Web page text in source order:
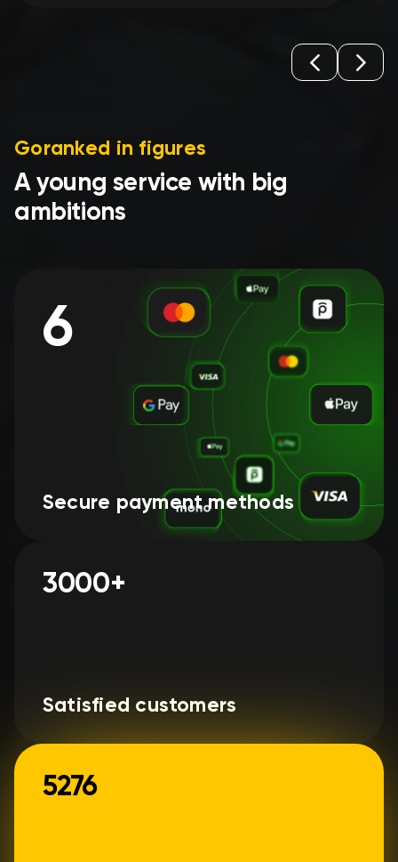
Goranked in figures
A young service with big
ambitions
6
Secure payment methods
3000+
Satisfied customers
5276